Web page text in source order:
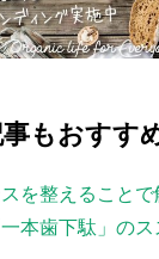
もおすす
を整えること
本歯下駄」のス